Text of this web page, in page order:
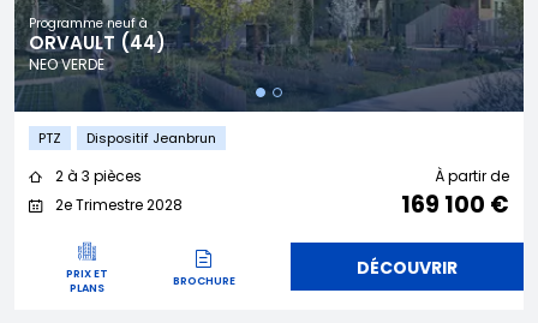
Programme neuf à
ORVAULT (44)
NEO VERDE
PTZ Dispositif Jeanbrun
2 à 3 pièces
2e Trimestre 2028
À partir de
169 100 €
PRIX ET
PLANS
BROCHURE
DÉCOUVRIR